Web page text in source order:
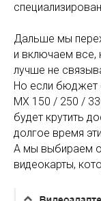
Дальше мы
и включаем все,
лучше не
Но если бюджет
MX 150 / 250 /
будет крутить
долгое время
А мы выбираем
видеокарты,